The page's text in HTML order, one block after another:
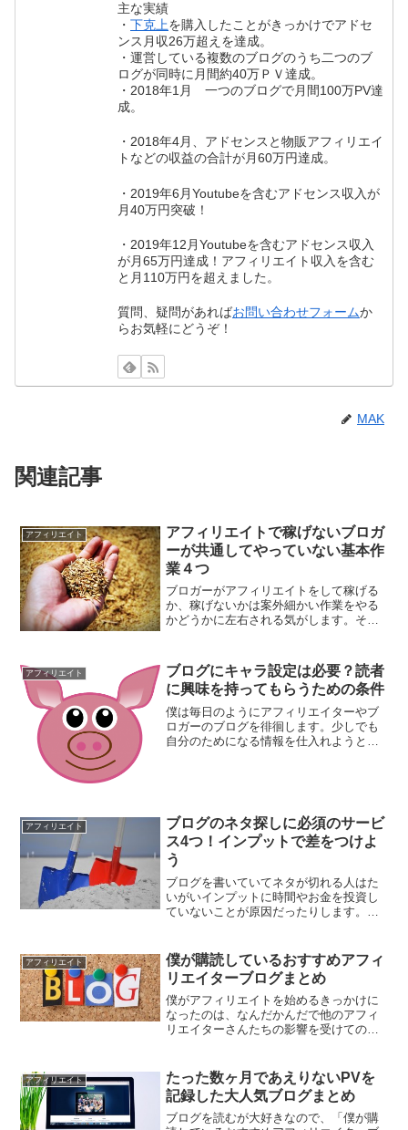
主な実績
・下克上を購入したことがきっかけでアドセ
ンス月収26万超えを達成。
・運営している複数のブログのうち二つのブ
ログが同時に月間約40万ＰＶ達成。
・2018年1月 一つのブログで月間100万PV達
成。
・2018年4月、アドセンスと物販アフィリエイ
トなどの収益の合計が月60万円達成。
・2019年6月Youtubeを含むアドセンス収入が
月40万円突破！
・2019年12月Youtubeを含むアドセンス収入
が月65万円達成！アフィリエイト収入を含む
と月110万円を超えました。
質問、疑問があればお問い合わせフォームか
らお気軽にどうぞ！
MAK
関連記事
アフィリエイト
アフィリエイトで稼げないブロガ
ーが共通してやっていない基本作
業４つ
ブロガーがアフィリエイトをして稼げる
か、稼げないかは案外細かい作業をやる
かどうかに左右される気がします。そこ
た。
アフィリエイト
ブログにキャラ設定は必要？読者
に興味を持ってもらうための条件
僕は毎日のようにアフィリエイターやブ
ロガーのブログを徘徊します。少しでも
自分のためになる情報を仕入れようとイ
アフィリエイト
ブログのネタ探しに必須のサービ
ス4つ！インプットで差をつけよ
う
ブログを書いていてネタが切れる人はた
いがいインプットに時間やお金を投資し
ていないことが原因だったりします。そ
アフィリエイト
僕が購読しているおすすめアフィ
リエイターブログまとめ
僕がアフィリエイトを始めるきっかけに
なったのは、なんだかんだで他のアフィ
リエイターさんたちの影響を受けてのこ
ログを紹介したいと思います。この中か
ら見本にしたいブログや人...
アフィリエイト
たった数ヶ月であえりないPVを
記録した大人気ブログまとめ
ブログを読むが大好きなので、「僕が購